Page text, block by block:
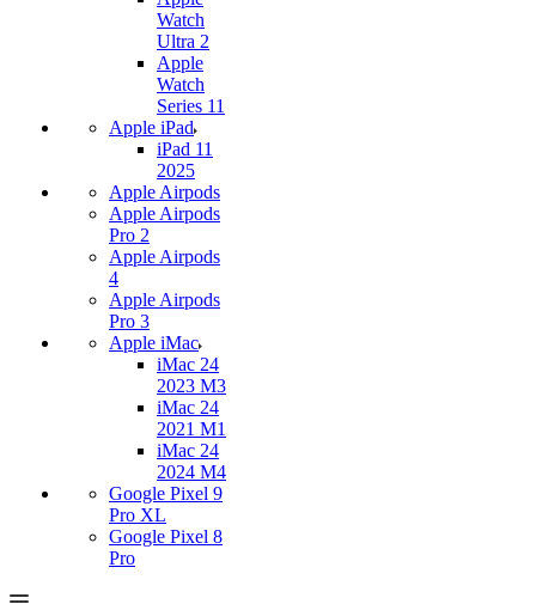
Watch
Ultra 2
Apple
Watch
Series 11
Apple iPad
iPad 11
2025
Apple Airpods
Apple Airpods
Pro 2
Apple Airpods
4
Apple Airpods
Pro 3
Apple iMac
iMac 24
2023 M3
iMac 24
2021 M1
iMac 24
2024 M4
Google Pixel 9
Pro XL
Google Pixel 8
Pro